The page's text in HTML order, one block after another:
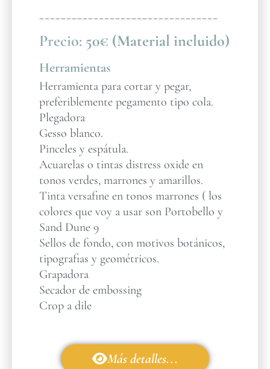
_________________________________
Precio: 50€ (Material incluido)
Herramientas
Herramienta para cortar y pegar,
preferiblemente pegamento tipo cola.
Plegadora
Gesso blanco.
Pinceles y espátula.
Acuarelas o tintas distress oxide en
tonos verdes, marrones y amarillos.
Tinta versafine en tonos marrones ( los
colores que voy a usar son Portobello y
Sand Dune 9
Sellos de fondo, con motivos botánicos,
tipografias y geométricos.
Grapadora
Secador de embossing
Crop a dile
Más detalles...